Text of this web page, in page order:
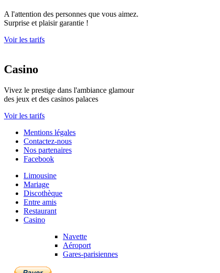
A l'attention des personnes que vous aimez.
Surprise et plaisir garantie !
Voir les tarifs
Casino
Vivez le prestige dans l'ambiance glamour
des jeux et des casinos palaces
Voir les tarifs
Mentions légales
Contactez-nous
Nos partenaires
Facebook
Limousine
Mariage
Discothèque
Entre amis
Restaurant
Casino
Navette
Aéroport
Gares-parisiennes